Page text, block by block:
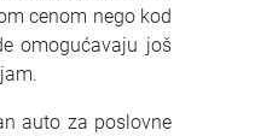
cenom nego kod
omogućavaju još
auto za poslovne